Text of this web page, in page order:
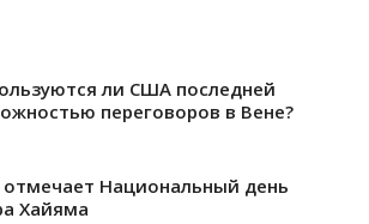
ли США последней
переговоров в Вене?
отмечает Национальный день
Хайяма